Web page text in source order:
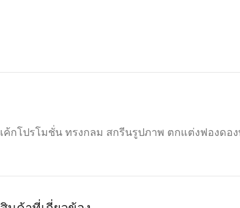
เค้กโปรโมชั่น ทรงกลม สกรีนรูปภาพ ตกแต่งฟองดอ